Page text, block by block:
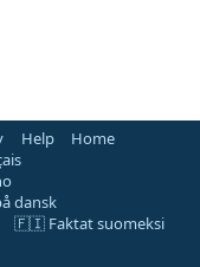
Help
Home
dansk
🇫🇮 Faktat suomeksi